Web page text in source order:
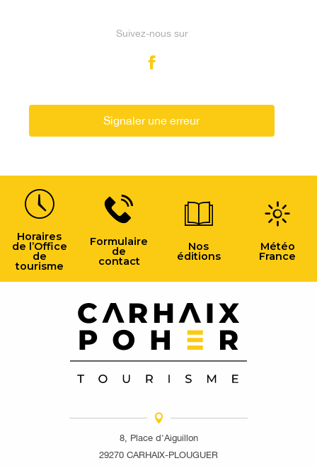
Suivez-nous sur
Signaler une erreur
Horaires
de l’Office
de
tourisme
Formulaire
de
contact
Nos
éditions
Météo
France
8, Place d'Aiguillon
29270 CARHAIX-PLOUGUER